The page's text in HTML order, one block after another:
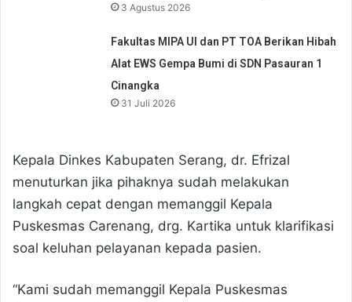
3 Agustus 2026
Fakultas MIPA UI dan PT TOA Berikan Hibah
Alat EWS Gempa Bumi di SDN Pasauran 1
Cinangka
31 Juli 2026
Kepala Dinkes Kabupaten Serang, dr. Efrizal
menuturkan jika pihaknya sudah melakukan
langkah cepat dengan memanggil Kepala
Puskesmas Carenang, drg. Kartika untuk klarifikasi
soal keluhan pelayanan kepada pasien.
“Kami sudah memanggil Kepala Puskesmas